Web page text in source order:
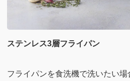
ステンレス3層フライパン
フライパンを食洗機で洗いたい